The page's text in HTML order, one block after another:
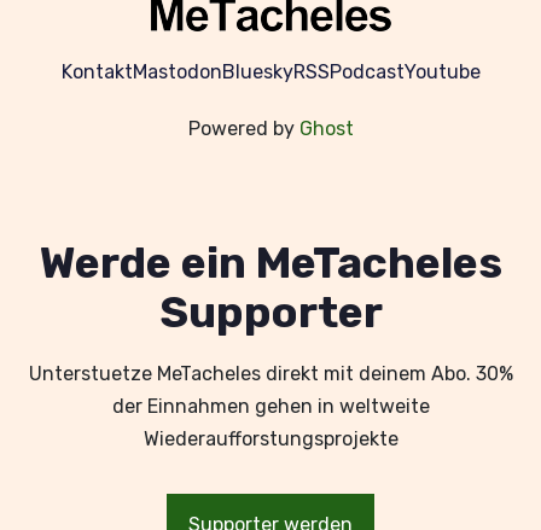
KontaktMastodonBlueskyRSSPodcastYoutube
Powered by Ghost
Werde ein MeTacheles
Supporter
Unterstuetze MeTacheles direkt mit deinem Abo. 30%
der Einnahmen gehen in weltweite
Wiederaufforstungsprojekte
Supporter werden